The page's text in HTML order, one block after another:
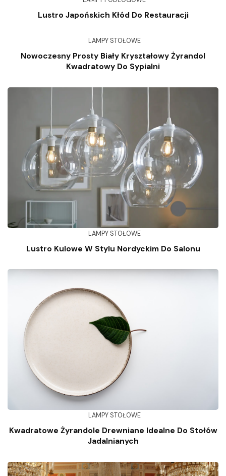
Lustro Japońskich Kłód Do Restauracji
LAMPY STOŁOWE
Nowoczesny Prosty Biały Kryształowy Żyrandol
Kwadratowy Do Sypialni
LAMPY STOŁOWE
Lustro Kulowe W Stylu Nordyckim Do Salonu
LAMPY STOŁOWE
Kwadratowe Żyrandole Drewniane Idealne Do Stołów
Jadalnianych